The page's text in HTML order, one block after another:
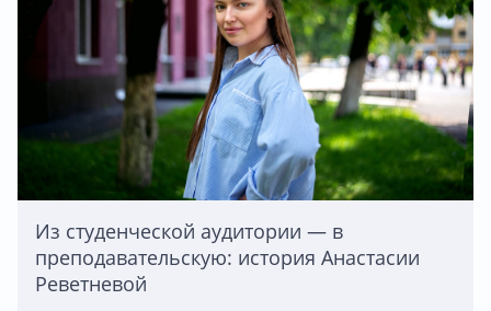
Из студенческой аудитории — в
преподавательскую: история Анастасии
Реветневой